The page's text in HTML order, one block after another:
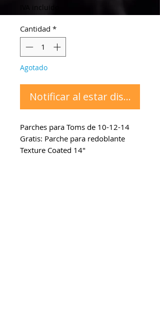
IVA incluido
Cantidad *
Agotado
Notificar al estar disponible
Parches para Toms de 10-12-14
Gratis: Parche para redoblante
Texture Coated 14"